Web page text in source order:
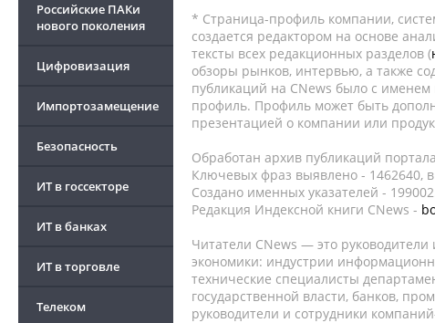
Российские ПАКи
нового поколения
Цифровизация
Импортозамещение
Безопасность
ИТ в госсекторе
ИТ в банках
ИТ в торговле
Телеком
* Страница-профиль компании,
создается редактором на основе
тексты всех редакционных разделов (
обзоры рынков, интервью, а также
публикаций на CNews было с
профиль. Профиль может быть
презентацией о компании или
Обработан архив публикаций
Ключевых фраз выявлено - 1462640,
Создано именных указателей -
Редакция Индексной книги CNews -
Читатели CNews — это
экономики: индустрии
технические специалисты
государственной власти, банков,
руководители и сотрудники